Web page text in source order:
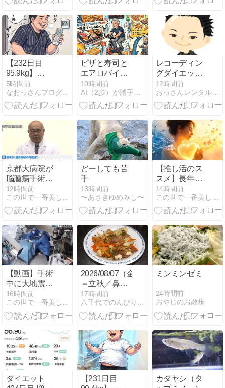
【232日目
95.9kg】
100kg越え卒
業生がカロミ
ル目標を緊急
り防止」で来
年3月80kgへ
計画修正＆今
年最軽量級
95.9kgへ！
5時間前
なおっさんブログ〜肉体改造ブログ〜
ピザと寿司と
エアロバイク
82分！カロリ
ー爆走バトル
のゆくえ
10時間前
AI（2歩）が勝手に作るダイエットブログ（凡歩の）
レコーディン
グダイエット
2026/7/31《プ
チ断食》
12時間前
おっさんレンタル（美魔おっさん活動記）健康＆美容ブログ
京都大病院が
脳腫瘍手術で
誤って正常な
組織摘出、50
代女性患者は
12時間前
この世で一番美しく痩せるダイエット
どーしても苦
手
13時間前
〜あさきゆめみし〜
【推し活のス
スメ】長年苦
しんでいた鬱
病から解放さ
れた親友
14時間前
この世で一番美しく痩せるダイエット
【動画】手術
中に大地震！
その時医師た
ちは！「熊本
総合病院」
16時間前
この世で一番美しく痩せるダイエット
2026/08/07（金）・
＝立秋／鼻の
日＝・「プラ
スマイナスゼ
ロ」(#^^#)／
デイサービス
の日／昨夕食
_(_^_)_
17時間前
八千代でのんびり暮らそう生活
ミンミンゼミ
24時間前
おやじのお散歩
ダイエット
【231日目
カダヤシ（タ